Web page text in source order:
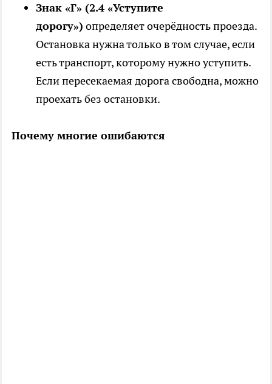
Знак «Г» (2.4 «Уступите
дорогу») определяет очерёдность проезда.
Остановка нужна только в том случае, если
есть транспорт, которому нужно уступить.
Если пересекаемая дорога свободна, можно
проехать без остановки.
Почему многие ошибаются